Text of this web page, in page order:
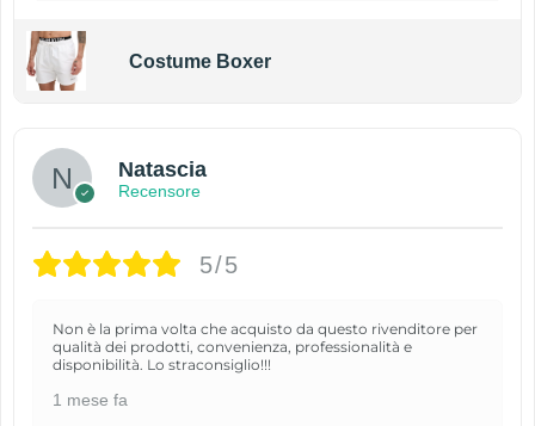
Costume Boxer
Natascia
Recensore
5/5
Non è la prima volta che acquisto da questo rivenditore per
qualità dei prodotti, convenienza, professionalità e
disponibilità. Lo straconsiglio!!!
1 mese fa